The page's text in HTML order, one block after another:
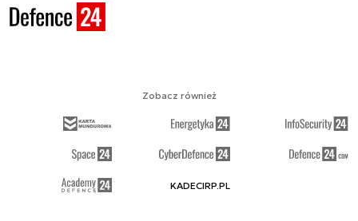
Zobacz również
KADECIRP.PL